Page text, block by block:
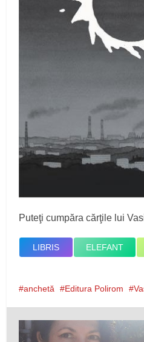
Puteţi cumpăra cărţile lui
LIBRIS ELEFANT
anchetă Editura Polirom